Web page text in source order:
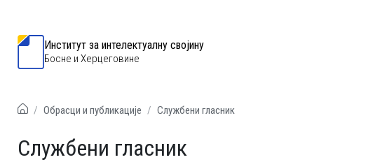
Институт за интелектуалну својину
Босне и Херцеговине
Обрасци и публикације Службени гласник
Службени гласник